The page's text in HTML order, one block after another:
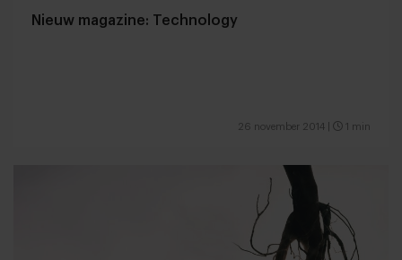
Nieuw magazine: Technology
26 november 2014 1 min